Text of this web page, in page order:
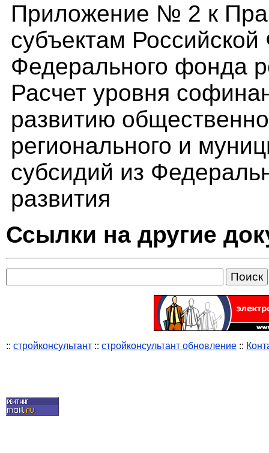
Приложение № 2 к
субъектам
Федерального фонда
Расчет уровня
развитию
регионального и
субсидий из
развития
Ссылки на другие
:: стройконсультант :: стройконсультант обновление ::